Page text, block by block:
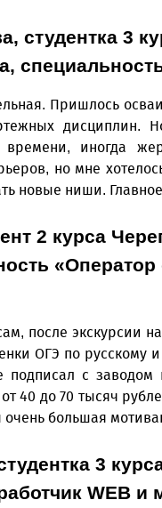
студентка 3
Пришлось
дисциплин.
времени, иногда
но мне
новые ниши.
2 курса
после экскурсии
ОГЭ по
с заводом
40 до 70 тысяч
очень большая
3
WEB